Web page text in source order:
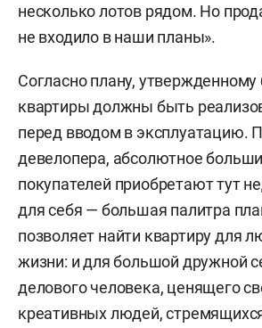
несколько лотов рядом. Но
не входило в наши планы».
Согласно плану, утвержденному
квартиры должны быть
перед вводом в эксплуатацию.
девелопера, абсолютное
покупателей приобретают тут
для себя — большая палитра
позволяет найти квартиру для
жизни: и для большой дружной
делового человека, ценящего
креативных людей,